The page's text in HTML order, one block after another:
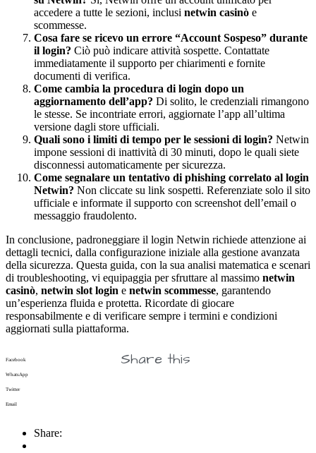
accedere a tutte le sezioni, inclusi netwin casinò e
scommesse.
Cosa fare se ricevo un errore “Account Sospeso” durante
il login? Ciò può indicare attività sospette. Contattate
immediatamente il supporto per chiarimenti e fornite
documenti di verifica.
Come cambia la procedura di login dopo un
aggiornamento dell’app? Di solito, le credenziali rimangono
le stesse. Se incontriate errori, aggiornate l’app all’ultima
versione dagli store ufficiali.
Quali sono i limiti di tempo per le sessioni di login? Netwin
impone sessioni di inattività di 30 minuti, dopo le quali siete
disconnessi automaticamente per sicurezza.
Come segnalare un tentativo di phishing correlato al login
Netwin? Non cliccate su link sospetti. Referenziate solo il sito
ufficiale e informate il supporto con screenshot dell’email o
messaggio fraudolento.
In conclusione, padroneggiare il login Netwin richiede attenzione ai
dettagli tecnici, dalla configurazione iniziale alla gestione avanzata
della sicurezza. Questa guida, con la sua analisi matematica e scenari
di troubleshooting, vi equipaggia per sfruttare al massimo netwin
casinò, netwin slot login e netwin scommesse, garantendo
un’esperienza fluida e protetta. Ricordate di giocare
responsabilmente e di verificare sempre i termini e condizioni
aggiornati sulla piattaforma.
Share this
Facebook
WhatsApp
Twitter
Email
Share: